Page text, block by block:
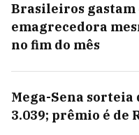
Brasileiros gastam
emagrecedora
no fim do mês
Mega-Sena sorteia
3.039; prêmio é de